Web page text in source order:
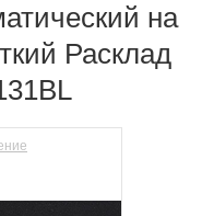
на
Расклад